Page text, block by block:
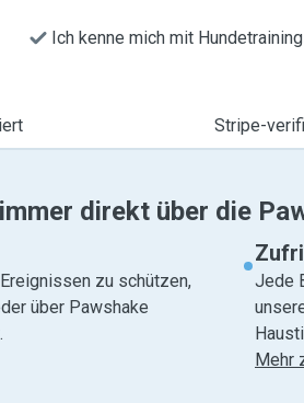
Ich kenne mich mit
Stripe-
direkt über die
zu schützen,
über Pawshake
Jede
Mehr